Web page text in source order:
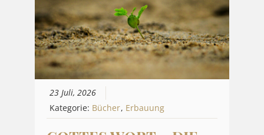
23 Juli, 2026
Kategorie: Bücher, Erbauung